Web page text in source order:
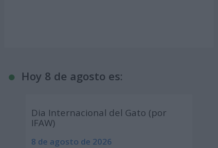
Hoy 8 de agosto es:
Dia Internacional del Gato (por
IFAW)
8 de agosto de 2026